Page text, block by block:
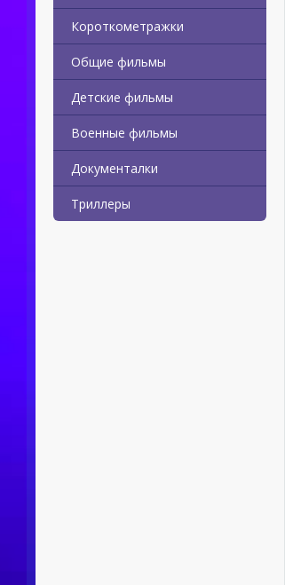
Короткометражки
Общие фильмы
Детские фильмы
Военные фильмы
Документалки
Триллеры